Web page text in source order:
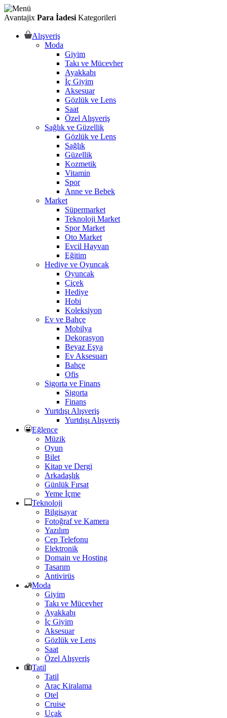
Avantajix Para İadesi Kategorileri
Alışveriş
Moda
Giyim
Takı ve Mücevher
Ayakkabı
İç Giyim
Aksesuar
Gözlük ve Lens
Saat
Özel Alışveriş
Sağlık ve Güzellik
Gözlük ve Lens
Sağlık
Güzellik
Kozmetik
Vitamin
Spor
Anne ve Bebek
Market
Süpermarket
Teknoloji Market
Spor Market
Oto Market
Evcil Hayvan
Eğitim
Hediye ve Oyuncak
Oyuncak
Çiçek
Hediye
Hobi
Koleksiyon
Ev ve Bahçe
Mobilya
Dekorasyon
Beyaz Eşya
Ev Aksesuarı
Bahçe
Ofis
Sigorta ve Finans
Sigorta
Finans
Yurtdışı Alışveriş
Yurtdışı Alışveriş
Eğlence
Müzik
Oyun
Bilet
Kitap ve Dergi
Arkadaşlık
Günlük Fırsat
Yeme İçme
Teknoloji
Bilgisayar
Fotoğraf ve Kamera
Yazılım
Cep Telefonu
Elektronik
Domain ve Hosting
Tasarım
Antivirüs
Moda
Giyim
Takı ve Mücevher
Ayakkabı
İç Giyim
Aksesuar
Gözlük ve Lens
Saat
Özel Alışveriş
Tatil
Tatil
Araç Kiralama
Otel
Cruise
Uçak